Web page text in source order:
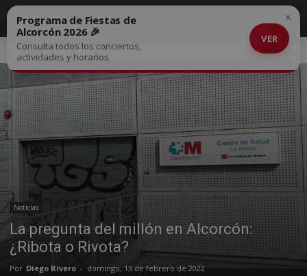
Inicio Noticias
Noticias
La pregunta del millón en Alcorcón:
¿Ribota o Rivota?
Por Diego Rivero - domingo, 13 de febrero de 2022
Programa de Fiestas de
Alcorcón 2026 🎉
Consulta todos los conciertos,
actividades y horarios
VER
×